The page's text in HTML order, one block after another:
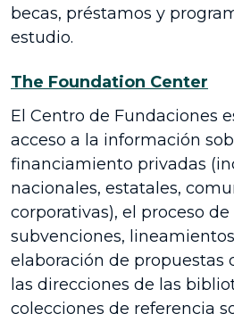
becas, préstamos y
estudio.
The Foundation Center
El Centro de Fundaciones
acceso a la información
financiamiento privadas
nacionales, estatales,
corporativas), el proceso
subvenciones,
elaboración de propuestas
las direcciones de las
colecciones de referencia